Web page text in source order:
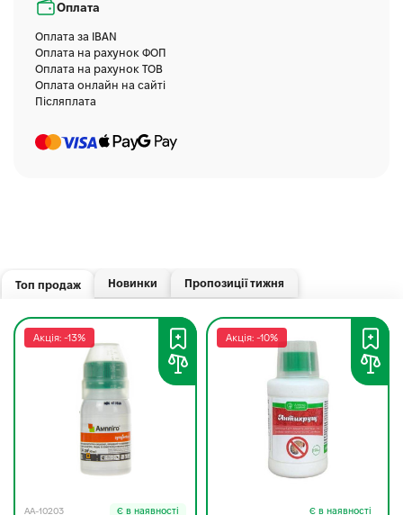
Оплата
Оплата за IBAN
Оплата на рахунок ФОП
Оплата на рахунок ТОВ
Оплата онлайн на сайті
Післяплата
Топ продаж Новинки Пропозиції тижня
Акція: -13%
AA-10203 Є в наявності
Акція: -10%
Є в наявності